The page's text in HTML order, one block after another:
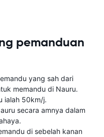
pemanduan
yang sah dari
memandu di Nauru.
ialah 50km/j.
secara amnya dalam
di sebelah kanan